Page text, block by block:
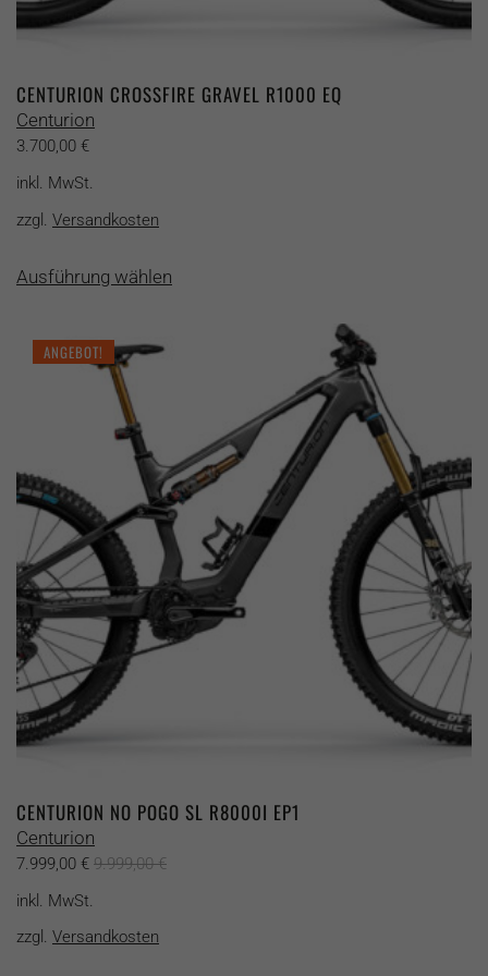
CENTURION CROSSFIRE GRAVEL R1000 EQ
Centurion
3.700,00 €
inkl. MwSt.
zzgl. Versandkosten
Ausführung wählenProdukt
Optionen
können
auf
der
Produktseite
gewählt
werden
ANGEBOT!
CENTURION NO POGO SL R8000I EP1
Centurion
7.999,00 € 9.999,00€
inkl. MwSt.
zzgl. Versandkosten